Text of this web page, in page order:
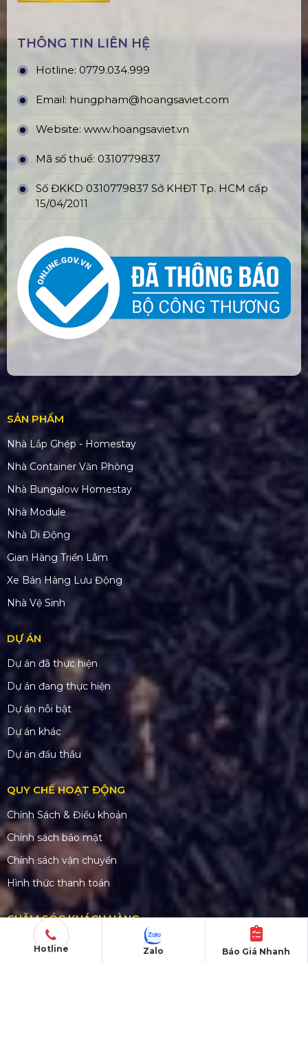
THÔNG TIN LIÊN HỆ
Hotline: 0779.034.999
Email: hungpham@hoangsaviet.com
Website: www.hoangsaviet.vn
Mã số thuế: 0310779837
Số ĐKKD 0310779837 Sở KHĐT Tp. HCM cấp
15/04/2011
SẢN PHẨM
Nhà Lắp Ghép - Homestay
Nhà Container Văn Phòng
Nhà Bungalow Homestay
Nhà Module
Nhà Di Động
Gian Hàng Triển Lãm
Xe Bán Hàng Lưu Động
Nhà Vệ Sinh
DỰ ÁN
Dự án đã thực hiện
Dự án đang thực hiện
Dự án nỗi bật
Dự án khác
Dự án đấu thầu
QUY CHẾ HOẠT ĐỘNG
Chính Sách & Điều khoản
Chính sách bảo mật
Chính sách vận chuyển
Hình thức thanh toán
CHĂM SÓC KHÁCH HÀNG
Quy định bảo hành
Chính sách bán hàng
Hotline Báo Giá Nhanh
Zalo